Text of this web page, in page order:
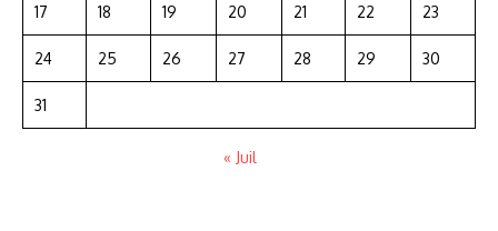
17 18 19 20 21 22 23
24 25 26 27 28 29 30
31
« Juil